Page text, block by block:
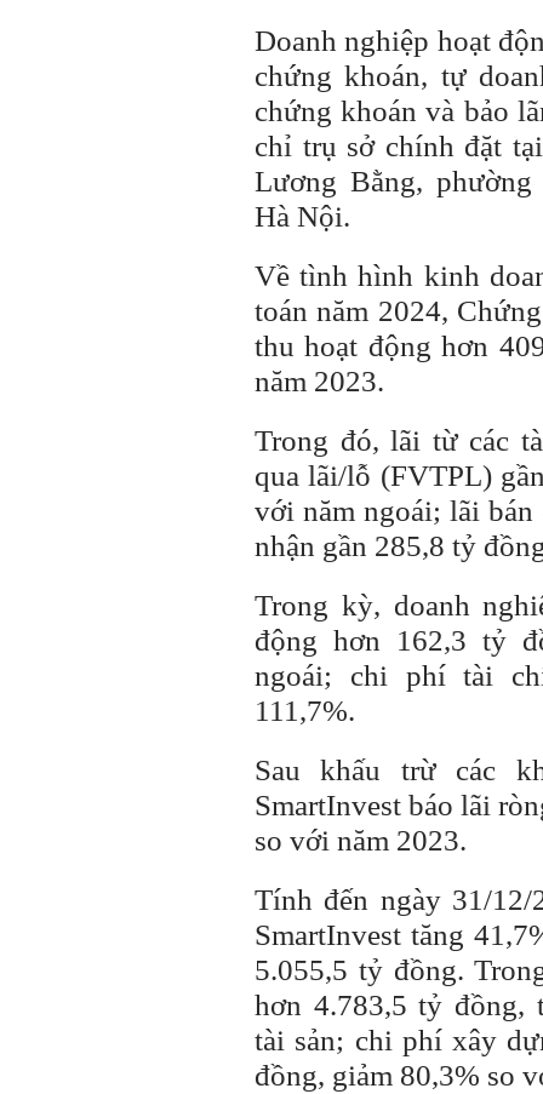
Doanh nghiệp hoạt
chứng khoán, tự
chứng khoán và bảo
chỉ trụ sở chính đặt
Lương Bằng,
Hà Nội.
Về tình hình kinh
toán năm 2024,
thu hoạt động hơn
năm 2023.
Trong đó, lãi từ các
qua lãi/lỗ (FVTPL)
với năm ngoái; lãi
nhận gần 285,8 tỷ
Trong kỳ, doanh
động hơn 162,3 tỷ
ngoái; chi phí tài
111,7%.
Sau khấu trừ các
SmartInvest báo lãi
so với năm 2023.
Tính đến ngày 31/12/
SmartInvest tăng
5.055,5 tỷ đồng.
hơn 4.783,5 tỷ đồng,
tài sản; chi phí xây
đồng, giảm 80,3% so